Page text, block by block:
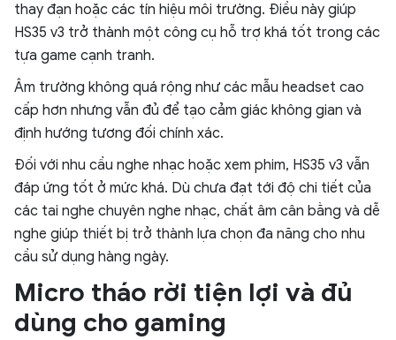
thay đạn hoặc các tín hiệu môi trường. Điều này giúp
HS35 v3 trở thành một công cụ hỗ trợ khá tốt trong các
tựa game cạnh tranh.
Âm trường không quá rộng như các mẫu headset cao
cấp hơn nhưng vẫn đủ để tạo cảm giác không gian và
định hướng tương đối chính xác.
Đối với nhu cầu nghe nhạc hoặc xem phim, HS35 v3 vẫn
đáp ứng tốt ở mức khá. Dù chưa đạt tới độ chi tiết của
các tai nghe chuyên nghe nhạc, chất âm cân bằng và dễ
nghe giúp thiết bị trở thành lựa chọn đa năng cho nhu
cầu sử dụng hàng ngày.
Micro tháo rời tiện lợi và đủ
dùng cho gaming